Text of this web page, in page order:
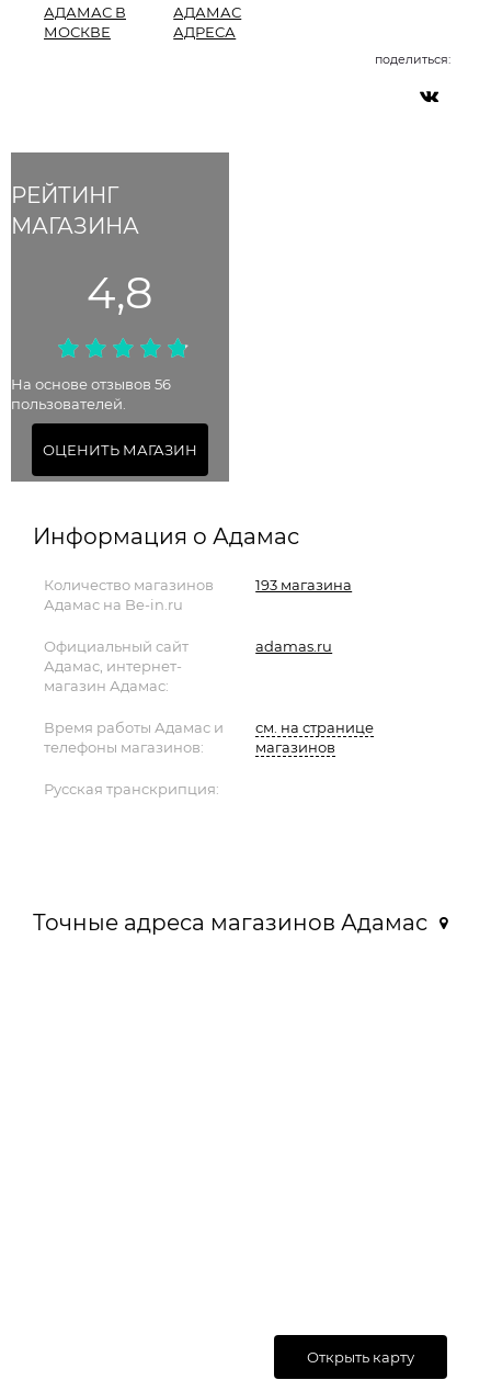
РЕЙТИНГ
МАГАЗИНА
4,8
На основе отзывов 56
пользователей.
ОЦЕНИТЬ МАГАЗИН
АДАМАС В
МОСКВЕ
АДАМАС
АДРЕСА
поделиться:
Информация о Адамас
Количество магазинов
Адамас на Be-in.ru
193 магазина
Официальный сайт
Адамас, интернет-
магазин Адамас:
adamas.ru
Время работы Адамас и
телефоны магазинов:
см. на странице
магазинов
Русская транскрипция:
Точные адреса магазинов Адамас
Открыть карту